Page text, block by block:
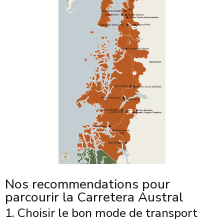
Nos recommendations pour
parcourir la Carretera Austral
1. Choisir le bon mode de transport